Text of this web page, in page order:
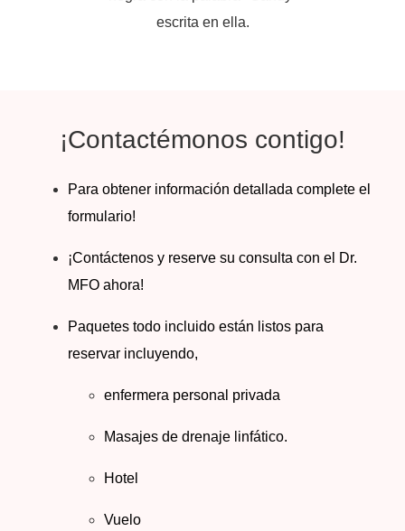
¡Contactémonos contigo!
Para obtener información detallada complete el
formulario!
¡Contáctenos y reserve su consulta con el Dr.
MFO ahora!
Paquetes todo incluido están listos para
reservar incluyendo,
enfermera personal privada
Masajes de drenaje linfático.
Hotel
Vuelo